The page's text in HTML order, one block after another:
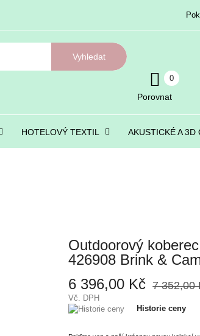
Vyhledat
0
Porovnat
HOTELOVÝ TEXTIL AKUSTICKÉ A 3D
Outdoorový
426908 Brink &
6 396,00 Kč 7 352,00
Vč. DPH
Historie ceny